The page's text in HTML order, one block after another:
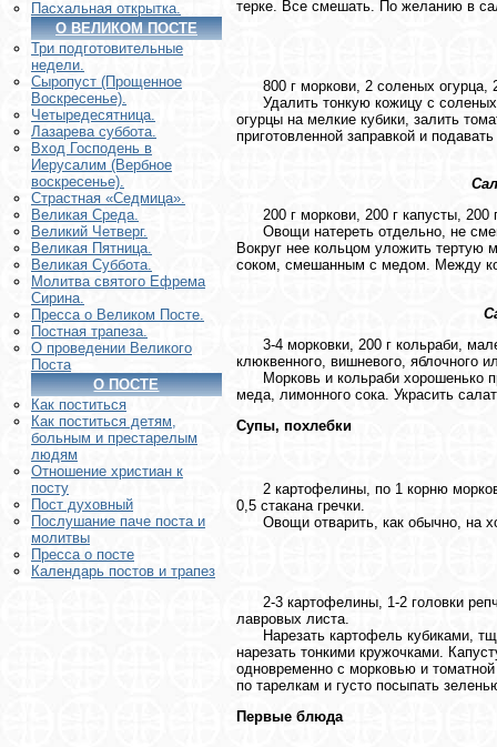
Пасхальная открытка.
О ВЕЛИКОМ ПОСТЕ
Три подготовительные
недели.
Сыропуст (Прощенное
Воскресенье).
Четыредесятница.
Лазарева суббота.
Вход Господень в
Иерусалим (Вербное
воскресенье).
Страстная «Седмица».
Великая Среда.
Великий Четверг.
Великая Пятница.
Великая Суббота.
Молитва святого Ефрема
Сирина.
Пресса о Великом Посте.
Постная трапеза.
О проведении Великого
Поста
О ПОСТЕ
Как поститься
Как поститься детям,
больным и престарелым
людям
Отношение христиан к
посту
Пост духовный
Послушание паче поста и
молитвы
Пресса о посте
Календарь постов и трапез
терке. Все смешать. По желанию в
800 г моркови, 2 соленых огурца,
Удалить тонкую кожицу с соленых
огурцы на мелкие кубики, залить
приготовленной заправкой и
200 г моркови, 200 г капусты, 200
Овощи натереть отдельно, не
Вокруг нее кольцом уложить
соком, смешанным с медом. Между
3-4 морковки, 200 г кольраби,
клюквенного, вишневого, яблочного
Морковь и кольраби хорошенько
меда, лимонного сока. Украсить
Супы, похлебки
2 картофелины, по 1 корню
0,5 стакана гречки.
Овощи отварить, как обычно, на
2-3 картофелины, 1-2 головки
лавровых листа.
Нарезать картофель кубиками,
нарезать тонкими кружочками.
одновременно с морковью и
по тарелкам и густо посыпать
Первые блюда